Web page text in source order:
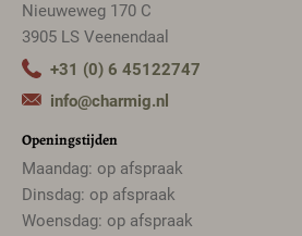
Nieuweweg 170 C
3905 LS Veenendaal
+31 (0) 6 45122747
info@charmig.nl
Openingstijden
Maandag: op afspraak
Dinsdag: op afspraak
Woensdag: op afspraak